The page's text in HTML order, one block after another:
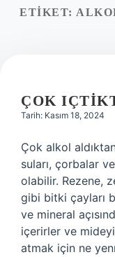
Yasal Uyarı
ETIKET:
ÇOK
Tarih: Kasım 18, 2024
Çok alkol
suları, çorbalar
olabilir. Rezene,
gibi bitki çayları
ve mineral
içerirler ve
atmak için ne